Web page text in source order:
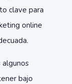
clave para
online
algunos
bajo